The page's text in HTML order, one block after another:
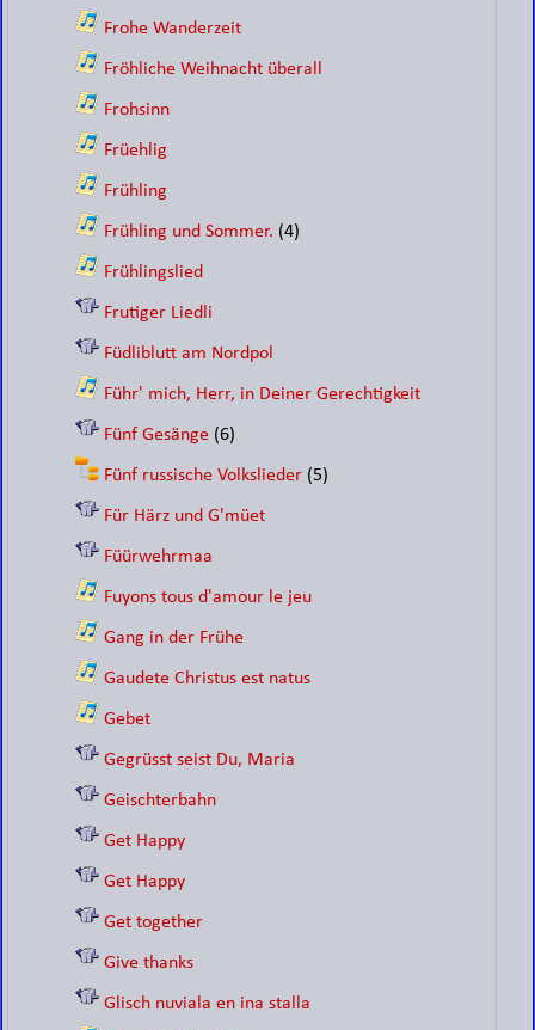
Frohe Wanderzeit
Fröhliche Weihnacht überall
Frohsinn
Früehlig
Frühling
Frühling und Sommer. (4)
Frühlingslied
Frutiger Liedli
Füdliblutt am Nordpol
Führ' mich, Herr, in Deiner Gerechtigkeit
Fünf Gesänge (6)
Fünf russische Volkslieder (5)
Für Härz und G'müet
Füürwehrmaa
Fuyons tous d'amour le jeu
Gang in der Frühe
Gaudete Christus est natus
Gebet
Gegrüsst seist Du, Maria
Geischterbahn
Get Happy
Get Happy
Get together
Give thanks
Glisch nuviala en ina stalla